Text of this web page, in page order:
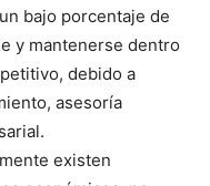
bajo porcentaje de
y mantenerse dentro
debido a
asesoría
existen